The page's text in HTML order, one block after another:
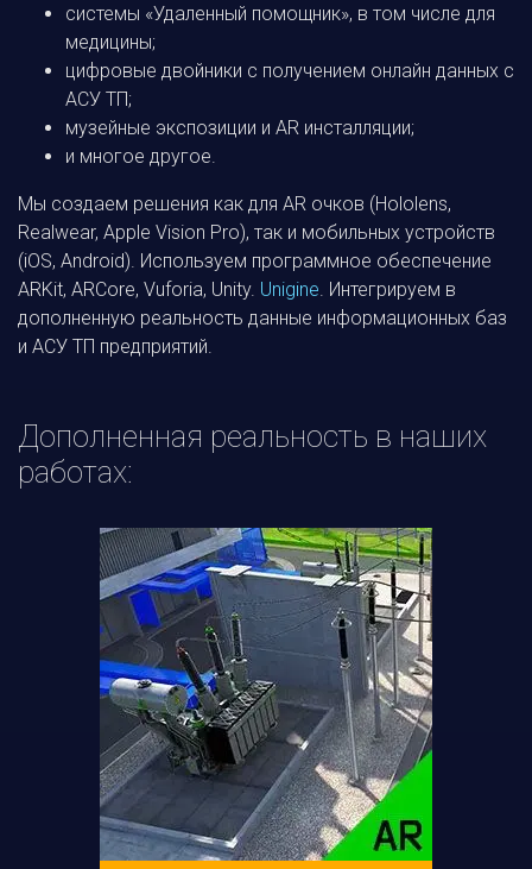
системы «Удаленный помощник», в том числе для
медицины;
цифровые двойники с получением онлайн данных с
АСУ ТП;
музейные экспозиции и AR инсталляции;
и многое другое.
Мы создаем решения как для AR очков (Hololens,
Realwear, Apple Vision Pro), так и мобильных устройств
(iOS, Android). Используем программное обеспечение
ARKit, ARCore, Vuforia, Unity. Unigine. Интегрируем в
дополненную реальность данные информационных баз
и АСУ ТП предприятий.
Дополненная реальность в наших
работах: